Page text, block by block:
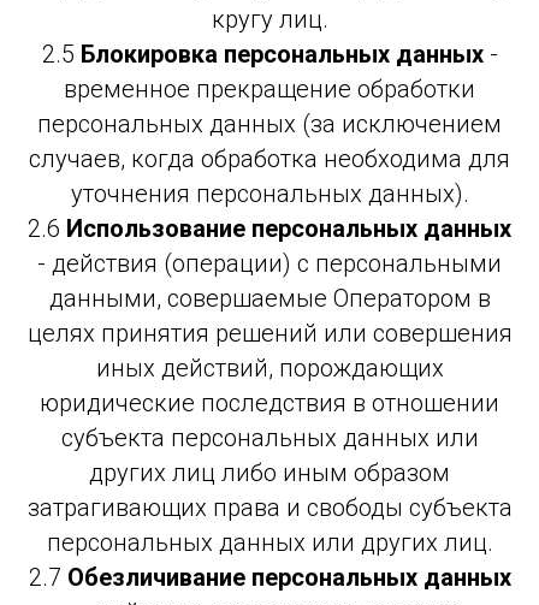
кругу лиц.
2.5 Блокировка персональных данных-
временное прекращение обработки
персональных данных (за исключением
случаев, когда обработка необходима для
уточнения персональных данных).
2.6 Использование персональных данных
- действия (операции) с персональными
данными, совершаемые Оператором в
целях принятия решений или совершения
иных действий, порождающих
юридические последствия в отношении
субъекта персональных данных или
других лиц либо иным образом
затрагивающих права и свободы субъекта
персональных данных или других лиц.
2.7 Обезличивание персональных данных